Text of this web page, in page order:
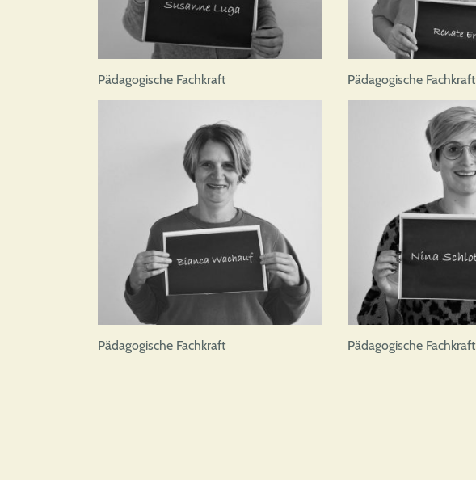
Pädagogische Fachkraft
Pädagogische Fachkraft
Pädagogische Fachkraft
Pädagogische Fachkraft